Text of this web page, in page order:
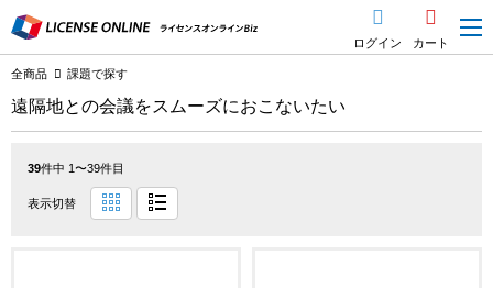
ログイン カート
全商品 課題で探す
遠隔地との会議をスムーズにおこないたい
39件中 1〜39件目
表示切替